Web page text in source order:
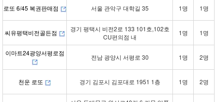
로또 6/45 복권판매점 서울 관악구 대학길 35 1명 1명
씨유평택비전골든점
경기 평택시 비전2로 133 101호,102호
CU편의점 내
1명 1명
이마트24광양서평로점
전남 광양시 서평로 30 1명 2명
천운 로또 경기 김포시 김포대로 1951 1층 1명 2명